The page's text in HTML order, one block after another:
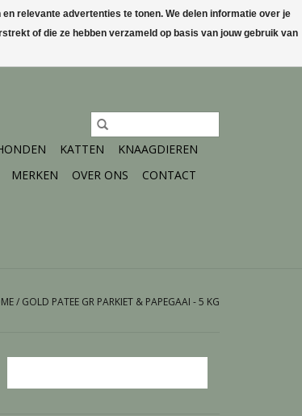
Mijn account / Registreren
KATTEN
KNAAGDIEREN
MERKEN OVER ONS
CONTACT
/ GOLD PATEE GR PARKIET & PAPEGAAI - 5 KG
relevante advertenties te tonen. We delen informatie over je
of die ze hebben verzameld op basis van jouw gebruik van